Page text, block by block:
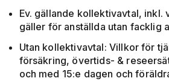
Ev. gällande kollektivavtal, inkl.
gäller för anställda utan facklig
Utan kollektivavtal: Villkor för
försäkring, övertids- &
och med 15:e dagen och